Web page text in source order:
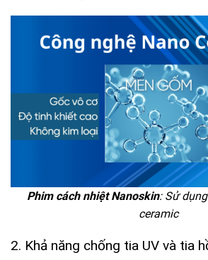
Phim cách nhiệt Nanoskin: Sử
ceramic
2. Khả năng chống tia UV và tia